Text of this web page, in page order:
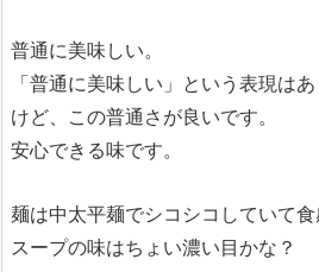
普通に美味しい。
「普通に美味しい」という表現は
けど、この普通さが良いです。
安心できる味です。
麺は中太平麺でシコシコしていて食
スープの味はちょい濃い目かな？